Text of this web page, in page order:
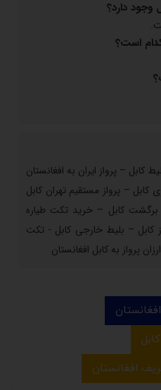
وجود دارد؟
است؟
کابل – پرواز ایران به افغانستان
– پرواز مستقیم تهران کابل
کابل – خرید تکت طیاره
کابل – بلیط خارجی کابل - تکت
پرواز به کابل افغانستان
افغانستان